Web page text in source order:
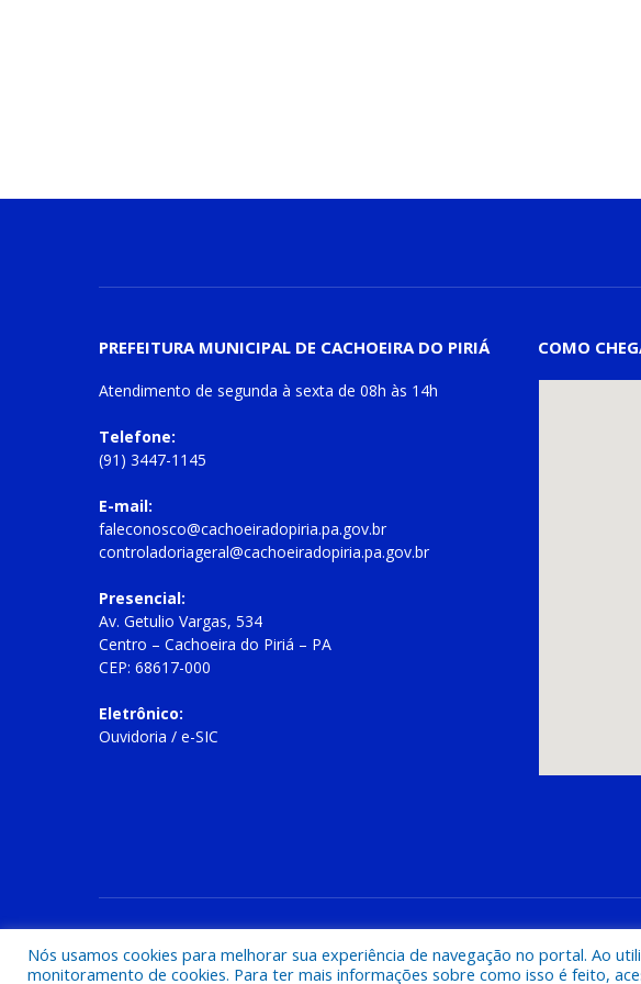
PREFEITURA MUNICIPAL DE CACHOEIRA DO PIRIÁ
Atendimento de segunda à sexta de 08h às 14h
Telefone:
(91) 3447-1145
E-mail:
faleconosco@cachoeiradopiria.pa.gov.br
controladoriageral@cachoeiradopiria.pa.gov.br
Presencial:
Av. Getulio Vargas, 534
Centro – Cachoeira do Piriá – PA
CEP: 68617-000
Eletrônico:
Ouvidoria / e-SIC
COMO
Nós usamos cookies para melhorar sua experiência de navegação no portal. Ao
monitoramento de cookies. Para ter mais informações sobre como isso é feito,